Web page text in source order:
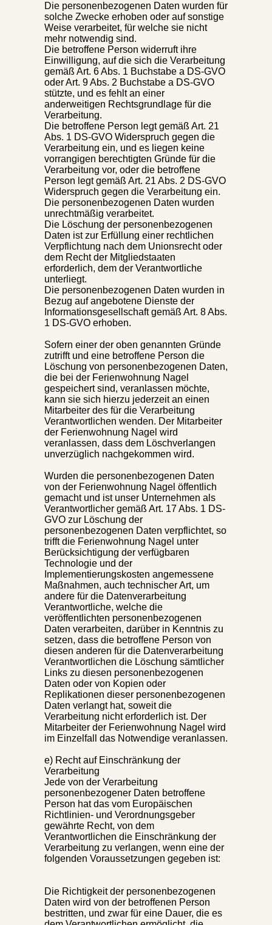
Die personenbezogenen Daten wurden für
solche Zwecke erhoben oder auf sonstige
Weise verarbeitet, für welche sie nicht
mehr notwendig sind.
Die betroffene Person widerruft ihre
Einwilligung, auf die sich die Verarbeitung
gemäß Art. 6 Abs. 1 Buchstabe a DS-GVO
oder Art. 9 Abs. 2 Buchstabe a DS-GVO
stützte, und es fehlt an einer
anderweitigen Rechtsgrundlage für die
Verarbeitung.
Die betroffene Person legt gemäß Art. 21
Abs. 1 DS-GVO Widerspruch gegen die
Verarbeitung ein, und es liegen keine
vorrangigen berechtigten Gründe für die
Verarbeitung vor, oder die betroffene
Person legt gemäß Art. 21 Abs. 2 DS-GVO
Widerspruch gegen die Verarbeitung ein.
Die personenbezogenen Daten wurden
unrechtmäßig verarbeitet.
Die Löschung der personenbezogenen
Daten ist zur Erfüllung einer rechtlichen
Verpflichtung nach dem Unionsrecht oder
dem Recht der Mitgliedstaaten
erforderlich, dem der Verantwortliche
unterliegt.
Die personenbezogenen Daten wurden in
Bezug auf angebotene Dienste der
Informationsgesellschaft gemäß Art. 8 Abs.
1 DS-GVO erhoben.
Sofern einer der oben genannten Gründe
zutrifft und eine betroffene Person die
Löschung von personenbezogenen Daten,
die bei der Ferienwohnung Nagel
gespeichert sind, veranlassen möchte,
kann sie sich hierzu jederzeit an einen
Mitarbeiter des für die Verarbeitung
Verantwortlichen wenden. Der Mitarbeiter
der Ferienwohnung Nagel wird
veranlassen, dass dem Löschverlangen
unverzüglich nachgekommen wird.
Wurden die personenbezogenen Daten
von der Ferienwohnung Nagel öffentlich
gemacht und ist unser Unternehmen als
Verantwortlicher gemäß Art. 17 Abs. 1 DS-
GVO zur Löschung der
personenbezogenen Daten verpflichtet, so
trifft die Ferienwohnung Nagel unter
Berücksichtigung der verfügbaren
Technologie und der
Implementierungskosten angemessene
Maßnahmen, auch technischer Art, um
andere für die Datenverarbeitung
Verantwortliche, welche die
veröffentlichten personenbezogenen
Daten verarbeiten, darüber in Kenntnis zu
setzen, dass die betroffene Person von
diesen anderen für die Datenverarbeitung
Verantwortlichen die Löschung sämtlicher
Links zu diesen personenbezogenen
Daten oder von Kopien oder
Replikationen dieser personenbezogenen
Daten verlangt hat, soweit die
Verarbeitung nicht erforderlich ist. Der
Mitarbeiter der Ferienwohnung Nagel wird
im Einzelfall das Notwendige veranlassen.
e) Recht auf Einschränkung der
Verarbeitung
Jede von der Verarbeitung
personenbezogener Daten betroffene
Person hat das vom Europäischen
Richtlinien- und Verordnungsgeber
gewährte Recht, von dem
Verantwortlichen die Einschränkung der
Verarbeitung zu verlangen, wenn eine der
folgenden Voraussetzungen gegeben ist:
Die Richtigkeit der personenbezogenen
Daten wird von der betroffenen Person
bestritten, und zwar für eine Dauer, die es